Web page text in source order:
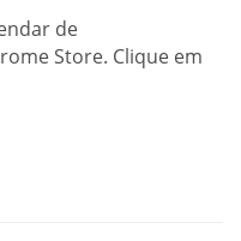
de
Store. Clique em